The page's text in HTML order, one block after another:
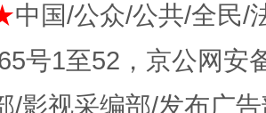
助力责任有效落实 一纸欠
中国/公众/公共/全民/
号1至52，京公网安
/影视采编部/发布广